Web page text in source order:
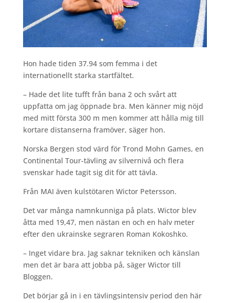
Hon hade tiden 37.94 som femma i det
internationellt starka startfältet.
– Hade det lite tufft från bana 2 och svårt att
uppfatta om jag öppnade bra. Men känner mig nöjd
med mitt första 300 m men kommer att hålla mig till
kortare distanserna framöver, säger hon.
Norska Bergen stod värd för Trond Mohn Games, en
Continental Tour-tävling av silvernivå och flera
svenskar hade tagit sig dit för att tävla.
Från MAI även kulstötaren Wictor Petersson.
Det var många namnkunniga på plats. Wictor blev
åtta med 19,47, men nästan en och en halv meter
efter den ukrainske segraren Roman Kokoshko.
– Inget vidare bra. Jag saknar tekniken och känslan
men det är bara att jobba på, säger Wictor till
Bloggen.
Det börjar gå in i en tävlingsintensiv period den här